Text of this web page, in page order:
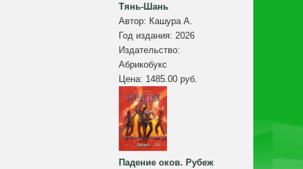
Тянь-Шань
Автор: Кашура А.
Год издания: 2026
Издательство:
Абрикобукс
Цена: 1485.00 руб.
Падение оков. Рубеж